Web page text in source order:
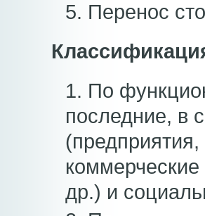
5. Перенос
1. По
последние, в
др.) и